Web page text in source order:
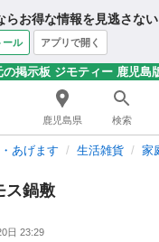
らお得な情報を見逃さない
ール アプリで開く
の掲示板 ジモティー 鹿児島
鹿児島県 検索
あげます 生活雑貨 家
ス鍋敷
日 23:29